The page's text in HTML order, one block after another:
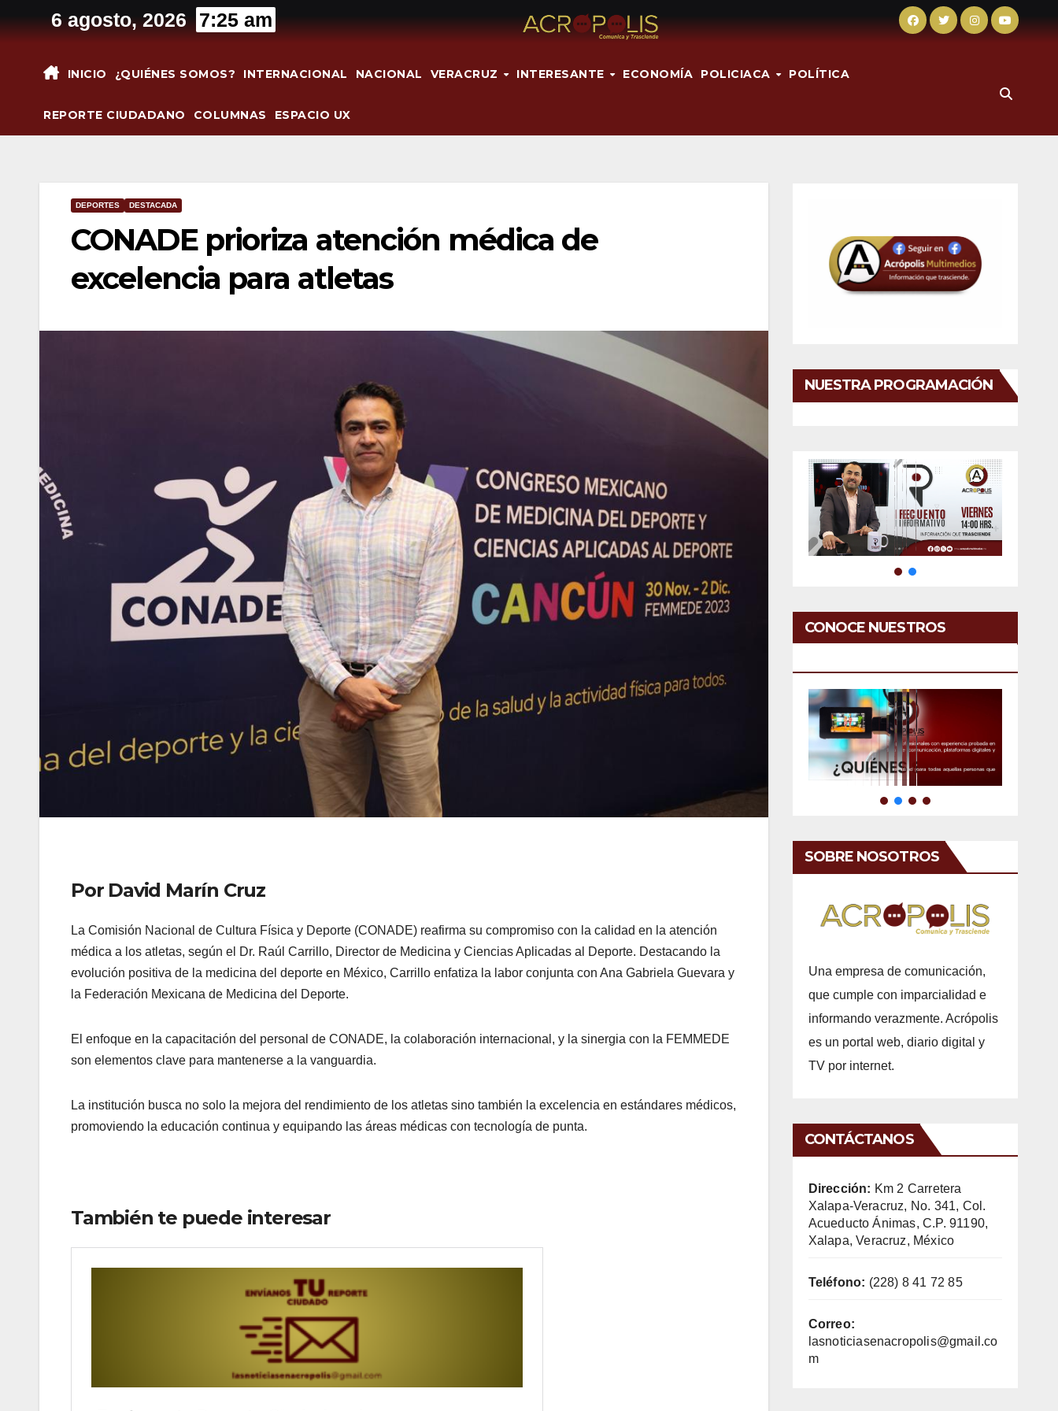
al
6 agosto, 2026 7:25 am
INICIO ¿QUIÉNES SOMOS? INTERNACIONAL NACIONAL VERACRUZ INTERESANTE ECONOMÍA POLICIACA POLÍTICA
REPORTE CIUDADANO COLUMNAS ESPACIO UX
DEPORTES DESTACADA
CONADE prioriza atención médica de
excelencia para atletas
Por David Marín Cruz
La Comisión Nacional de Cultura Física y Deporte (CONADE) reafirma su compromiso con la calidad en la atención
médica a los atletas, según el Dr. Raúl Carrillo, Director de Medicina y Ciencias Aplicadas al Deporte. Destacando la
evolución positiva de la medicina del deporte en México, Carrillo enfatiza la labor conjunta con Ana Gabriela Guevara y
la Federación Mexicana de Medicina del Deporte.
El enfoque en la capacitación del personal de CONADE, la colaboración internacional, y la sinergia con la FEMMEDE
son elementos clave para mantenerse a la vanguardia.
La institución busca no solo la mejora del rendimiento de los atletas sino también la excelencia en estándares médicos,
promoviendo la educación continua y equipando las áreas médicas con tecnología de punta.
También te puede interesar
NUESTRA PROGRAMACIÓN
CONOCE NUESTROS
SOBRE NOSOTROS
Una empresa de comunicación,
que cumple con imparcialidad e
informando verazmente. Acrópolis
es un portal web, diario digital y
TV por internet.
CONTÁCTANOS
Dirección: Km 2 Carretera
Xalapa-Veracruz, No. 341, Col.
Acueducto Ánimas, C.P. 91190,
Xalapa, Veracruz, México
Teléfono: (228) 8 41 72 85
Correo:
lasnoticiasenacropolis@gmail.co
m